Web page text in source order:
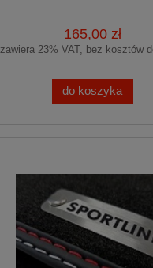
165,00 zł
zawiera 23% VAT, bez kosztów
do koszyka